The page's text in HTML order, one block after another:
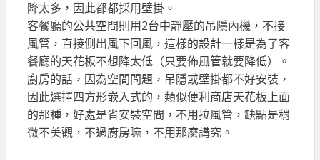
降太多，因此都都採用壁掛。
客餐廳的公共空間則用2台中靜壓的吊隱內機，不接
風管，直接側出風下回風，這樣的設計一樣是為了客
餐廳的天花板不想降太低（只要佈風管就要降低）。
廚房的話，因為空間問題，吊隱或壁掛都不好安裝，
因此選擇四方形嵌入式的，類似便利商店天花板上面
的那種，好處是省安裝空間，不用拉風管，缺點是稍
微不美觀，不過廚房嘛，不用那麼講究。